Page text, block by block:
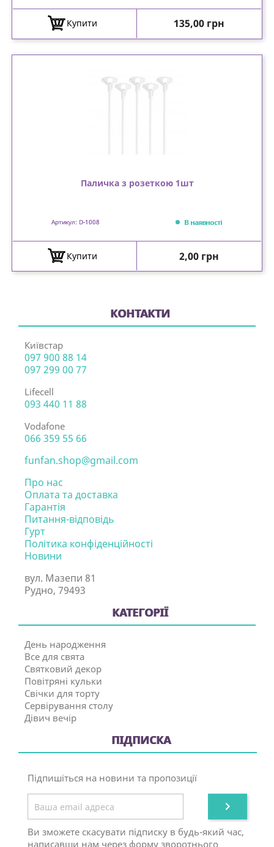
Купити Ціна
135,00 грн
Паличка з розеткою 1шт
Артикул: D-1008 В наявності
Купити Ціна
2,00 грн
КОНТАКТИ
Київстар
097 900 88 14
097 299 00 77
Lifecell
093 440 11 88
Vodafone
066 359 55 66
funfan.shop@gmail.com
Про нас
Оплата та доставка
Гарантія
Питання-відповідь
Гурт
Політика конфіденційності
Новини
вул. Мазепи 81
Рудно, 79493
КАТЕГОРІЇ
День народження
Все для свята
Святковий декор
Повітряні кульки
Свічки для торту
Сервірування столу
Дівич вечір
ПІДПИСКА
Підпишіться на новини та пропозиції

Ви зможете скасувати підписку в будь-який час,
написавши нам через форму зворотнього